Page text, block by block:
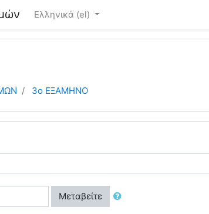
Ελληνικά ‎(el)‎
3ο ΕΞΑΜΗΝΟ
Μεταβείτε